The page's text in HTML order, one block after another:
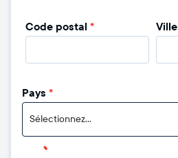
Code postal * Ville
Pays *
Sélectionnez...